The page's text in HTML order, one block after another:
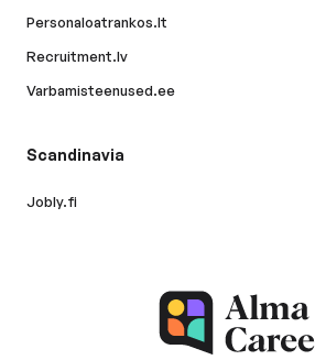
Personaloatrankos.lt
Recruitment.lv
Varbamisteenused.ee
Scandinavia
Jobly.fi